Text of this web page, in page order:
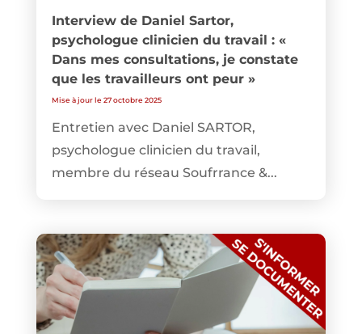
Interview de Daniel Sartor,
psychologue clinicien du travail : «
Dans mes consultations, je constate
que les travailleurs ont peur »
Mise à jour le 27 octobre 2025
Entretien avec Daniel SARTOR,
psychologue clinicien du travail,
membre du réseau Soufrrance &...